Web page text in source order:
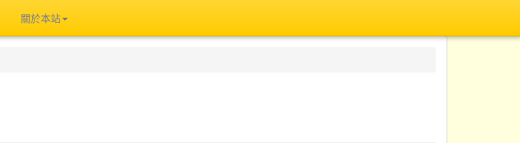
關於本站